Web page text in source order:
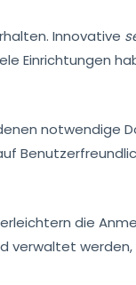
Innovative
Einrichtungen
notwendige
die
verwaltet